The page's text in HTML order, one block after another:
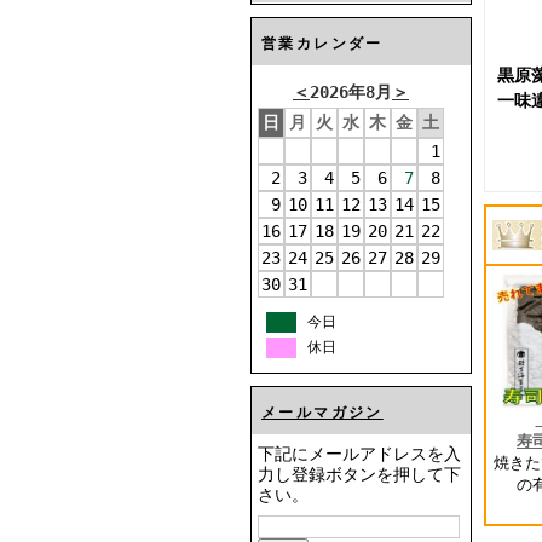
営業カレンダー
＜ 2026年8月 ＞
日
月 火 水 木 金 土
1
2
3 4 5 6 7
8
9 10 11 12 13 14 15
16 17 18 19 20 21 22
23 24 25 26 27 28 29
30 31
今日
休日
メールマガジン
下記にメールアドレスを入
力し登録ボタンを押して下
さい。
黒原
一味
寿
焼き
の